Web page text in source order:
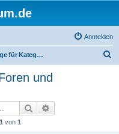
Anmelden
Vorschläge für Kategorien, Foren und Verbesserungen!
und
Suche
1 von 1